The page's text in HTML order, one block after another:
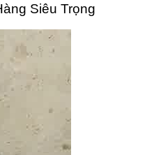
Siêu Trọng